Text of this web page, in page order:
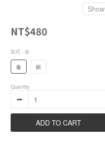
NT$480
款式 : 金
金 銀
Quantity
ADD TO CART